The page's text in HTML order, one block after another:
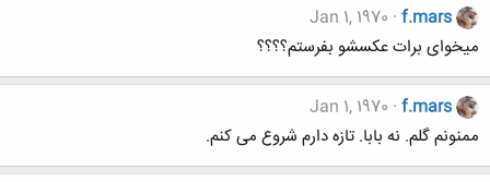
f.mars
Jan 1, 1970
میخوای برات عکسشو بفرستم؟؟؟؟
f.mars
Jan 1, 1970
ممنونم گلم. نه بابا. تازه دارم شروع می کنم.